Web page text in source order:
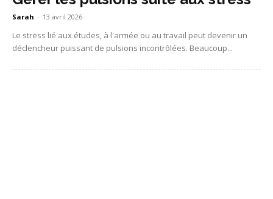
Sarah - 13 avril 2026
Le stress lié aux études, à l'armée ou au travail peut devenir un
déclencheur puissant de pulsions incontrôlées. Beaucoup...